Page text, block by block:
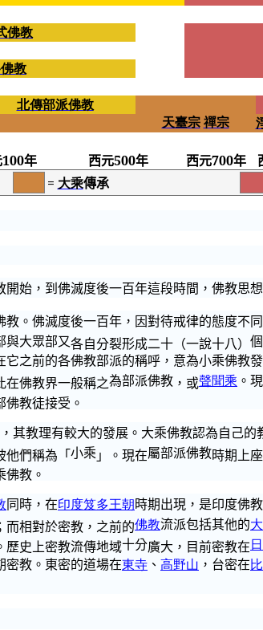
佛教
教
北傳部派佛教
天臺宗 禪宗
100年 西元500年 西元700年
= 大乘傳承
始， 到佛滅度後一百年這段時間，佛教思
教 。 佛滅度後一百年，因對待戒律的態度不
與大眾部又各自分裂形成二十（一說十八） 個
它之前的各佛教部派的稱呼，意為小乘佛教
在佛教界一般稱之為部派佛教 ，或聲聞乘 。
教徒接受。
其教理有較大的發展。大乘佛教認為自己的
他們稱為「小乘 」。現在屬部派佛教時期上
教。
同時，在印度笈多王朝時期出現，是印度佛
而相對於密教，之前的佛教流派包括其他的
歷史上密教流傳地域十分廣大，目前密教在
教。 東密的道場在東寺 、 高野山 ，台密在比